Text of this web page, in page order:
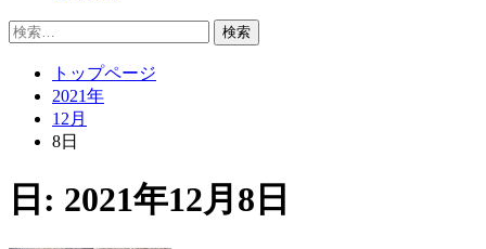
検
トップページ
2021年
12月
8日
日: 2021年12月8日